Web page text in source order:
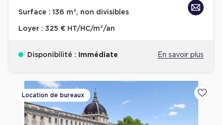
Surface : 136 m², non divisibles
Loyer : 325 € HT/HC/m²/an
Disponibilité : Immédiate En savoir plus
Location de bureaux